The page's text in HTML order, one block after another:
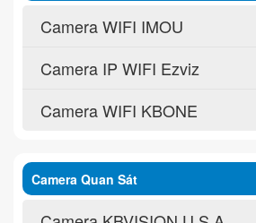
Camera WIFI IMOU
Camera IP WIFI Ezviz
Camera WIFI KBONE
Camera Quan Sát